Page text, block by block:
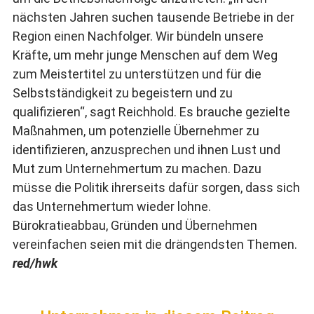
nächsten Jahren suchen tausende Betriebe in der
Region einen Nachfolger. Wir bündeln unsere
Kräfte, um mehr junge Menschen auf dem Weg
zum Meistertitel zu unterstützen und für die
Selbstständigkeit zu begeistern und zu
qualifizieren“, sagt Reichhold. Es brauche gezielte
Maßnahmen, um potenzielle Übernehmer zu
identifizieren, anzusprechen und ihnen Lust und
Mut zum Unternehmertum zu machen. Dazu
müsse die Politik ihrerseits dafür sorgen, dass sich
das Unternehmertum wieder lohne.
Bürokratieabbau, Gründen und Übernehmen
vereinfachen seien mit die drängendsten Themen.
red/hwk